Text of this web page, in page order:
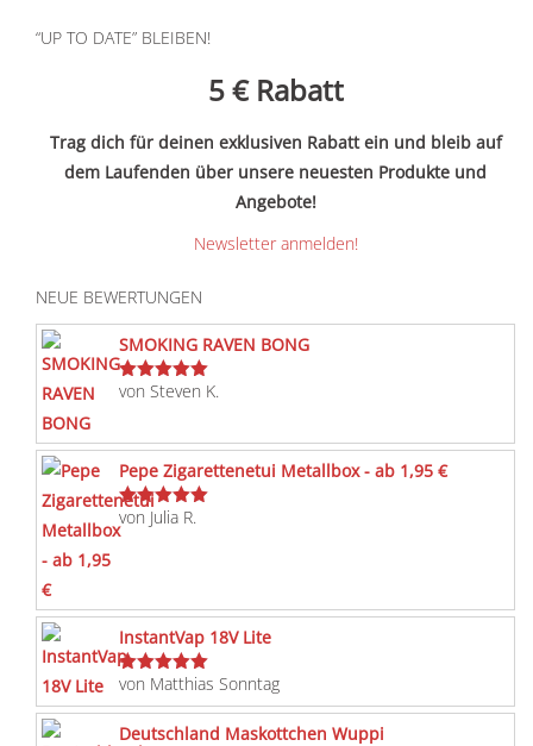
“UP TO DATE” BLEIBEN!
5 € Rabatt
Trag dich für deinen exklusiven Rabatt ein und bleib auf
dem Laufenden über unsere neuesten Produkte und
Angebote!
Newsletter anmelden!
NEUE BEWERTUNGEN
SMOKING RAVEN BONG
Bewertet
von Steven K.
Pepe Zigarettenetui Metallbox - ab 1,95 €
Bewertet
mit
von Julia R.
InstantVap 18V Lite
Bewertet
mit5von 5
von Matthias Sonntag
Deutschland Maskottchen Wuppi